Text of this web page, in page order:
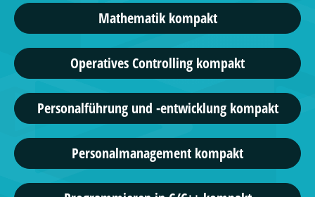
Mathematik kompakt
Operatives Controlling kompakt
Personalführung und -entwicklung kompakt
Personalmanagement kompakt